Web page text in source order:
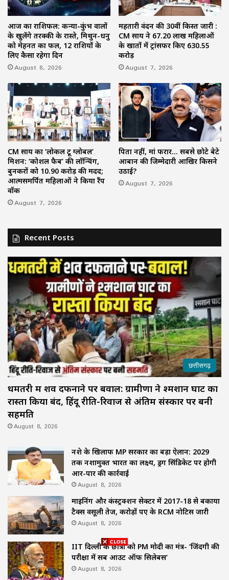
आज का राशिफल: कन्या-कुंभ वालों
के खुलेंगे तरक्की के रास्ते, मिथुन-धनु
को मेहनत का फल, 12 राशियों के
लिए कैसा रहेगा दिन
August 8, 2026
महतारी वंदन की 30वीं किस्त जारी :
CM साय ने 67.20 लाख महिलाओं
के खातों में ट्रांसफर किए ₹630.55
करोड़
August 7, 2026
CM साय का ‘लोकल टू ग्लोबल’
मिशन: ‘कोशल फैब’ की लॉन्चिंग,
बुनकरों को 10.90 करोड़ की मदद;
आत्मसमर्पित महिलाओं ने किया रैंप
वॉक
August 7, 2026
पिता नहीं, मां फरार… सबसे छोटे बेटे
आबान की जिम्मेदारी आखिर किसने
उठाई?
August 7, 2026
Recent Posts
छत्तीसगढ़
धमतरी में शव दफनाने पर बवाल: ग्रामीणों ने श्मशान घाट का
रास्ता किया बंद, हिंदू रीति-रिवाज से अंतिम संस्कार पर बनी
सहमति
August 8, 2026
नशे के खिलाफ MP सरकार का बड़ा ऐलान: 2029
तक नशामुक्त भारत का लक्ष्य, ड्रग सिंडिकेट पर होगी
आर-पार की कार्रवाई
August 8, 2026
माइनिंग और कंस्ट्रक्शन सेक्टर में 2017-18 से बकाया
टैक्स वसूली तेज, करोड़ों रुपए के RCM नोटिस जारी
August 8, 2026
IIT दिल्ली के छात्रों को PM मोदी का मंत्र- ‘जिंदगी की
परीक्षा में सब आउट ऑफ सिलेबस’
August 8, 2026